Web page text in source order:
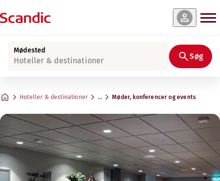
Mødested
Hoteller & destinationer Søg
Hoteller & destinationer … Møder, konferencer og events